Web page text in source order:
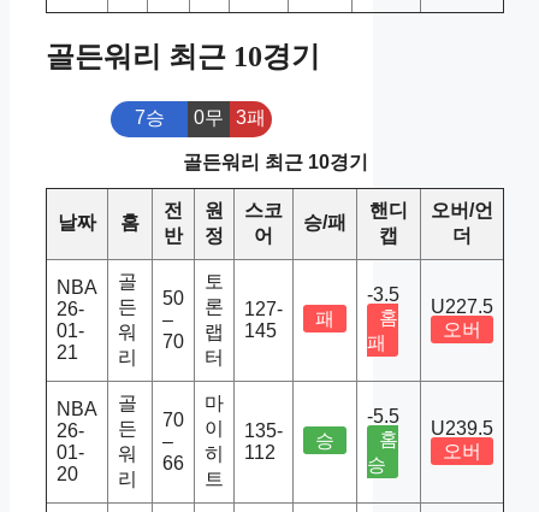
골든워리 최근 10경기
7승 0무 3패
골든워리 최근 10경기
날짜 홈
전
반
원
정
스코
어
승/패
핸디
캡
오버/언
더
NBA
26-
01-
21
골
든
워
리
50
–
70
토
론
랩
터
127-
145
패
-3.5
홈
패
U227.5
오버
NBA
26-
01-
20
골
든
워
리
70
–
66
마
이
히
트
135-
112
승
-5.5
홈
승
U239.5
오버